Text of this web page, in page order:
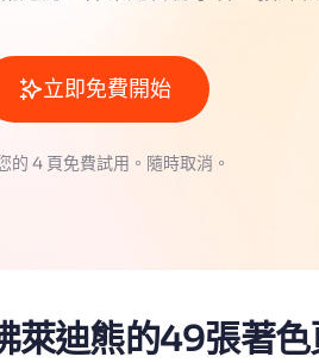
立即免費開始
的 4 頁免費試用。隨時取消。
萊迪熊的49張著色